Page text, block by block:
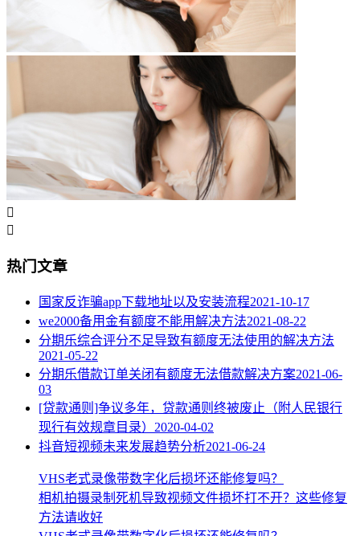


热门文章
国家反诈骗app下载地址以及安装流程2021-10-17
we2000备用金有额度不能用解决方法2021-08-22
分期乐综合评分不足导致有额度无法使用的解决方法
2021-05-22
分期乐借款订单关闭有额度无法借款解决方案2021-06-
03
[贷款通则]争议多年，贷款通则终被废止（附人民银行
现行有效规章目录） 2020-04-02
抖音短视频未来发展趋势分析2021-06-24
VHS老式录像带数字化后损坏还能修复吗？
相机拍摄录制死机导致视频文件损坏打不开？这些修复
方法请收好